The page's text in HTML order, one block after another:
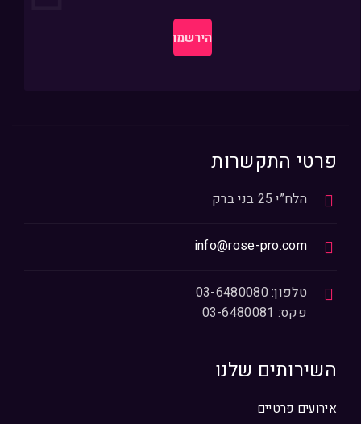
פרטי התקשרות
הלח”י 25 בני ברק
info@rose-pro.com
טלפון: 03-6480080
פקס: 03-6480081
השירותים שלנו
אירועים פרטיים